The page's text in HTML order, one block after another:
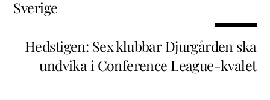
Sverige
Hedstigen: Sex klubbar Djurgården ska
undvika i Conference League-kvalet